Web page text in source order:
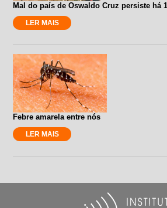
Mal do país de Oswaldo Cruz persiste há
LER MAIS
Febre amarela entre nós
LER MAIS